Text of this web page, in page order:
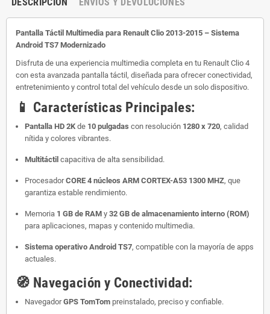
Pantalla Táctil Multimedia para Renault Clio 2013-2015 – Sistema
Android TS7 Modernizado
Disfruta de una experiencia multimedia completa en tu Renault Clio 4
con esta avanzada pantalla táctil, diseñada para ofrecer conectividad,
entretenimiento y control total del vehículo desde un solo dispositivo.
📱 Características Principales:
Pantalla HD 2K de 10 pulgadas con resolución 1280 x 720, calidad
nítida y colores vibrantes.
Multitáctil capacitiva de alta sensibilidad.
ProcesadorCORE 4 núcleos ARM CORTEX-A53 1300 MHZ, que
garantiza estable rendimiento.
Memoria 1 GB de RAM y 32 GB de almacenamiento interno (ROM)
para aplicaciones, mapas y contenido multimedia.
Sistema operativo Android TS7, compatible con la mayoría de apps
actuales.
🧭 Navegación y Conectividad:
NavegadorGPS TomTom preinstalado, preciso y confiable.